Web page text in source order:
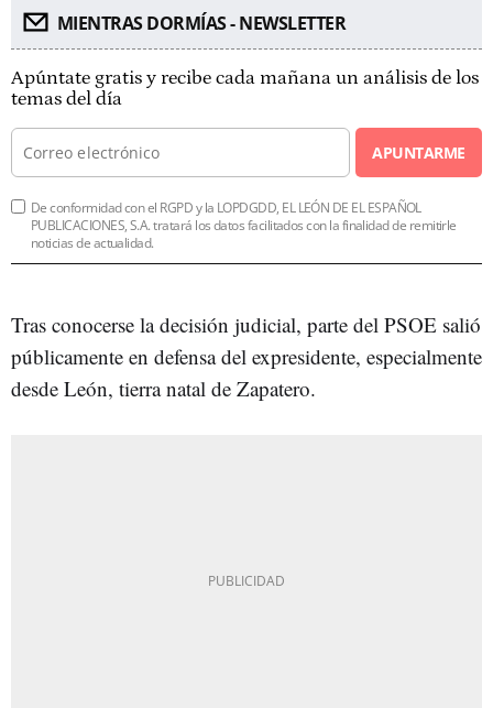
MIENTRAS DORMÍAS - NEWSLETTER
Apúntate gratis y recibe cada mañana un análisis de los
temas del día
APUNTARME
De conformidad con el RGPD y la LOPDGDD, EL LEÓN DE EL ESPAÑOL
PUBLICACIONES, S.A. tratará los datos facilitados con la finalidad de remitirle
noticias de actualidad.
Tras conocerse la decisión judicial, parte del PSOE salió
públicamente en defensa del expresidente, especialmente
desde León, tierra natal de Zapatero.